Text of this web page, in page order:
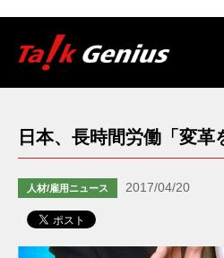
日本、長時間労働「変革
人材/雇用ニュース 2017/04/20